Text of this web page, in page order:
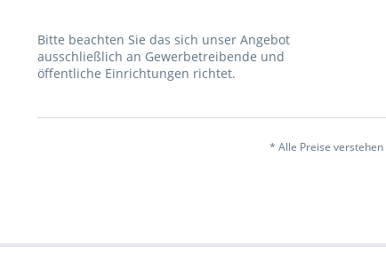
Bitte beachten Sie das sich unser Angebot
ausschließlich an Gewerbetreibende und
öffentliche Einrichtungen richtet.
* Alle Preise